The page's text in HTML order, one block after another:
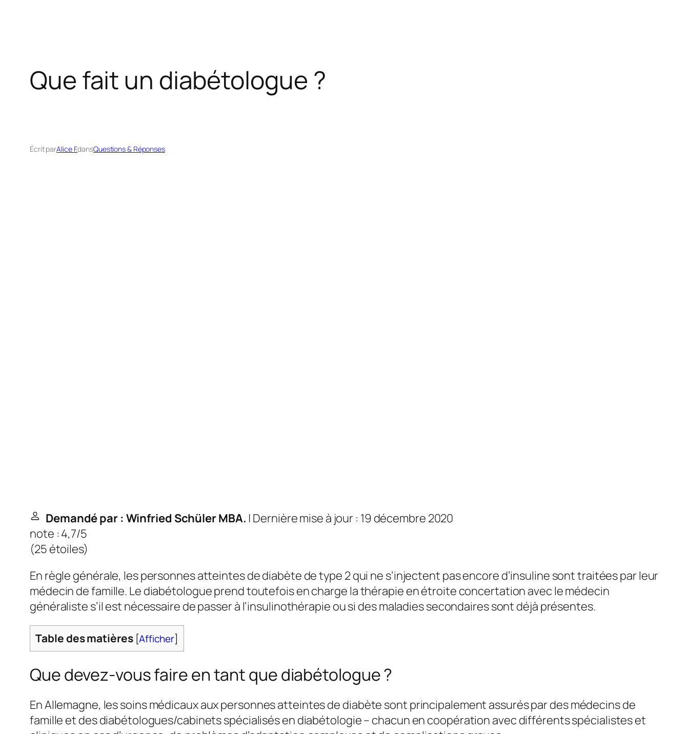
Que fait un diabétologue ?
Écrit parAlice F.dansQuestions & Réponses
Demandé par : Winfried Schüler MBA. | Dernière mise à jour : 19 décembre 2020
note : 4,7/5
(25 étoiles)
En règle générale, les personnes atteintes de diabète de type 2 qui ne s’injectent pas encore d’insuline sont traitées par leur
médecin de famille. Le diabétologue prend toutefois en charge la thérapie en étroite concertation avec le médecin
généraliste s’il est nécessaire de passer à l’insulinothérapie ou si des maladies secondaires sont déjà présentes.
Table des matières [Afficher]
Que devez-vous faire en tant que diabétologue ?
En Allemagne, les soins médicaux aux personnes atteintes de diabète sont principalement assurés par des médecins de
famille et des diabétologues/cabinets spécialisés en diabétologie – chacun en coopération avec différents spécialistes et